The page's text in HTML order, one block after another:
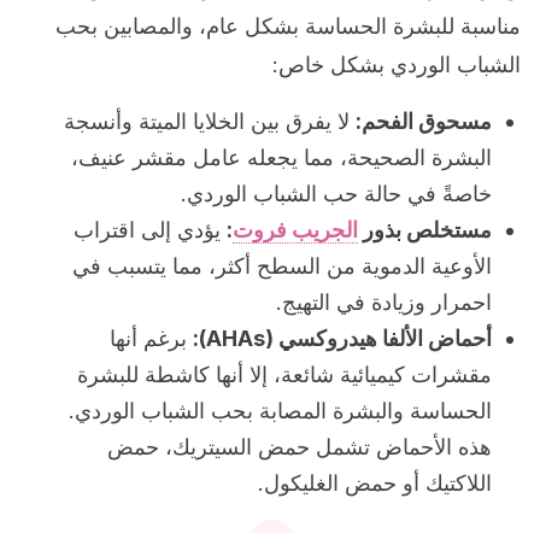
مناسبة للبشرة الحساسة بشكل عام، والمصابين بحب
الشباب الوردي بشكل خاص:
مسحوق الفحم: لا يفرق بين الخلايا الميتة وأنسجة
البشرة الصحيحة، مما يجعله عامل مقشر عنيف،
خاصةً في حالة حب الشباب الوردي.
مستخلص بذور
الجريب فروت: يؤدي إلى اقتراب
الأوعية الدموية من السطح أكثر، مما يتسبب في
احمرار وزيادة في التهيج.
أحماض الألفا هيدروكسي (AHAs):
برغم أنها
مقشرات كيميائية شائعة، إلا أنها كاشطة للبشرة
الحساسة والبشرة المصابة بحب الشباب الوردي.
هذه الأحماض تشمل حمض السيتريك، حمض
اللاكتيك أو حمض الغليكول.